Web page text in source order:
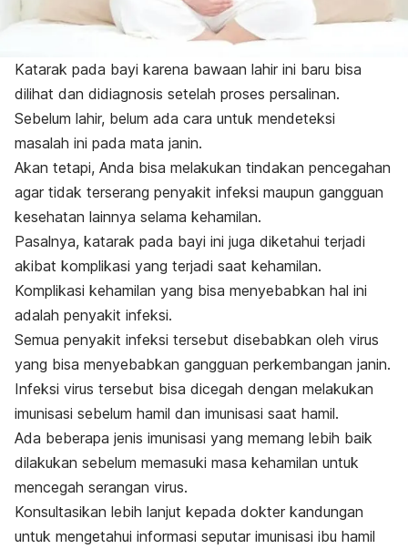
Katarak pada bayi karena bawaan lahir ini baru bisa
dilihat dan didiagnosis setelah proses persalinan.
Sebelum lahir, belum ada cara untuk mendeteksi
masalah ini pada mata janin.
Akan tetapi, Anda bisa melakukan tindakan pencegahan
agar tidak terserang penyakit infeksi maupun gangguan
kesehatan lainnya selama kehamilan.
Pasalnya, katarak pada bayi ini juga diketahui terjadi
akibat komplikasi yang terjadi saat kehamilan.
Komplikasi kehamilan yang bisa menyebabkan hal ini
adalah penyakit infeksi.
Semua penyakit infeksi tersebut disebabkan oleh virus
yang bisa menyebabkan gangguan perkembangan janin.
Infeksi virus tersebut bisa dicegah dengan melakukan
imunisasi sebelum hamil dan imunisasi saat hamil.
Ada beberapa jenis imunisasi yang memang lebih baik
dilakukan sebelum memasuki masa kehamilan untuk
mencegah serangan virus.
Konsultasikan lebih lanjut kepada dokter kandungan
untuk mengetahui informasi seputar imunisasi ibu hamil